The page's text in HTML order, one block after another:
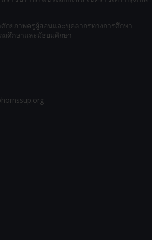
กยภาพครูผู้สอนและบุคลากรทางการศึกษา
ศึกษาและมัธยมศึกษา